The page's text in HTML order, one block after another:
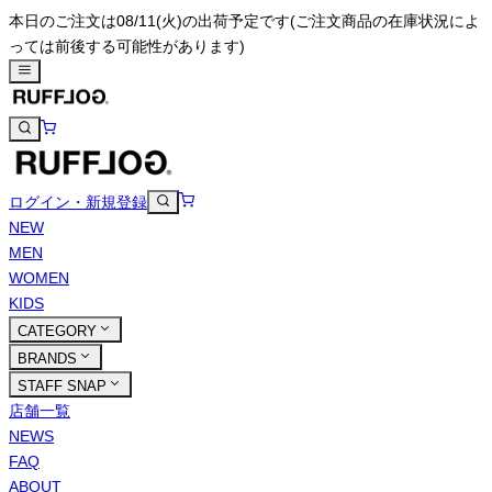
本日のご注文は08/11(火)の出荷予定です(ご注文商品の在庫状況によ
っては前後する可能性があります)
ログイン・新規登録
NEW
MEN
WOMEN
KIDS
CATEGORY
BRANDS
STAFF SNAP
店舗一覧
NEWS
FAQ
ABOUT